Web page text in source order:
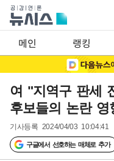
메인 랭킹
여 "지역구 판세
후보들의 논란 영
기사등록 2024/04/03 10:04:41
구글에서 선호하는 매체로 추가